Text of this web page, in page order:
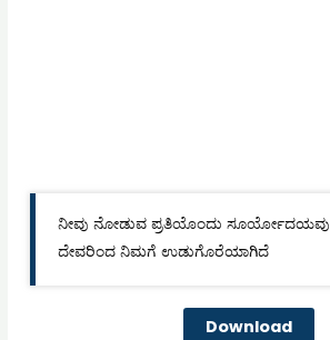
ನೀವು ನೋಡುವ ಪ್ರತಿಯೊಂದು ಸೂರ್ಯೋದಯವು
ದೇವರಿಂದ ನಿಮಗೆ ಉಡುಗೊರೆಯಾಗಿದೆ
Download